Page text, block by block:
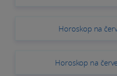
Horoskop na
Horoskop na